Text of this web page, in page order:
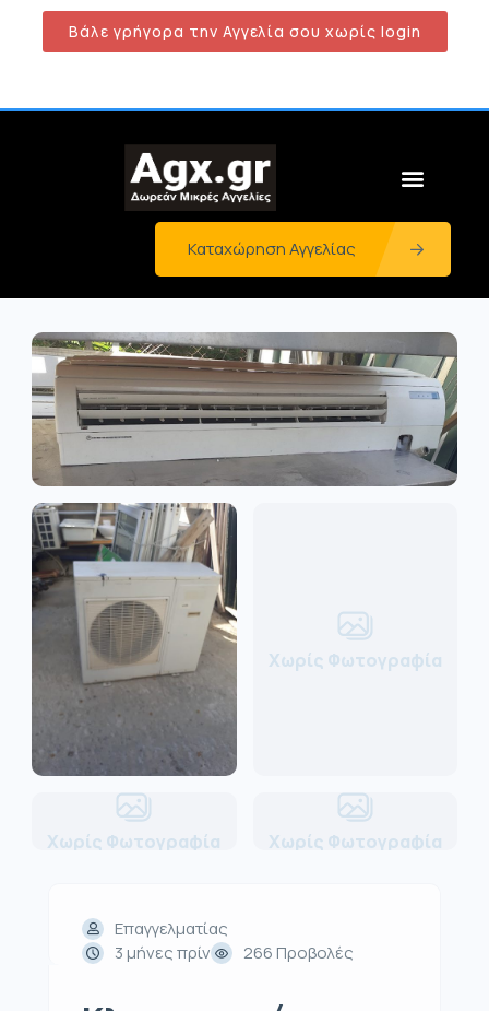
Βάλε γρήγορα την Αγγελία σου χωρίς login
Καταχώρηση Αγγελίας
Χωρίς Φωτογραφία
Χωρίς Φωτογραφία Χωρίς Φωτογραφία
Επαγγελματίας
3 μήνες πρίν
266 Προβολές